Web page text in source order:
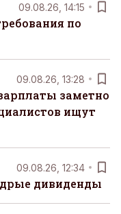
09.08.26, 14:15
по
09.08.26, 13:28
заметно
ищут
09.08.26, 12:34
дивиденды